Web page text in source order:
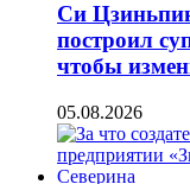
Си
построил
чтобы
05.08.2026